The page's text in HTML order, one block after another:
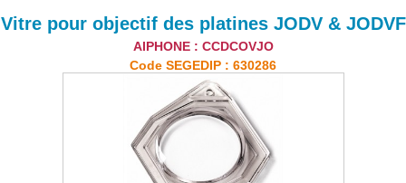
Vitre pour objectif des platines JODV & JODVF
AIPHONE : CCDCOVJO
Code SEGEDIP : 630286